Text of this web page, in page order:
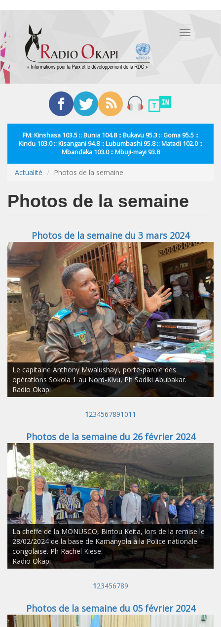
contenu
principal
Toggle
FM: Kinshasa 103.5 :: Bunia 104.8 :: Bukavu 95.3 :: Goma 95.5 ::
Kindu 103.0 :: Kisangani 94.8 :: Lubumbashi 95.8 :: Matadi 102.0 ::
Mbandaka 103.0 :: Mbuji-mayi 93.8
Actualité Photos de la semaine
Photos de la semaine
Photos de la semaine du 3 mars 2024
Le capitaine Anthony Mwalushayi, porte-parole des
opérations Sokola 1 au Nord-Kivu, Ph Sadiki Abubakar.
Radio Okapi
1234567891011
Photos de la semaine du 26 février 2024
La cheffe de la MONUSCO, Bintou Keita, lors de la remise le
28/02/2024 de la base de Kamanyola à la Police nationale
congolaise. Ph Rachel Kiese.
Radio Okapi
123456789
Photos de la semaine du 05 février 2024